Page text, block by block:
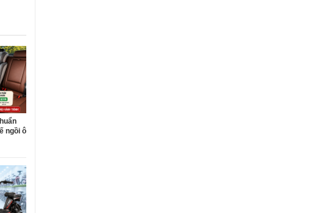
ngồi ô